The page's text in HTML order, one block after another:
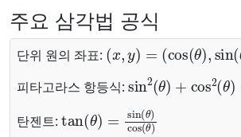
주요 삼각법 공식
단위 원의 좌표:
(x,y)=(cos(θ),sin(θ))
피타고라스 항등식:
sin2(θ 2(θ
탄젠트:
tan (θ) sin(θ)cos